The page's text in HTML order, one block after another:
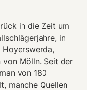
in die Zeit um
in
von Mölln. Seit der
von 180
manche Quellen